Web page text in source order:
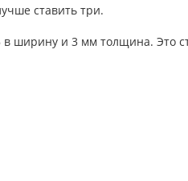
ставить три.
ширину и 3 мм толщина. Это